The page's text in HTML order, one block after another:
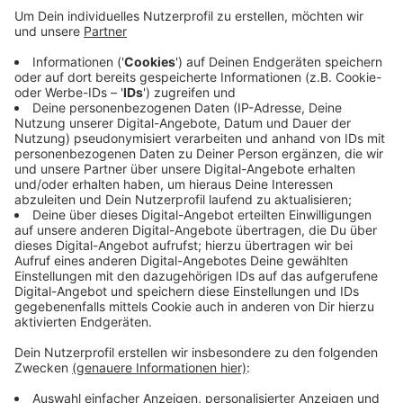
Veröffentlicht:Freitag, 20.12.2019 16:57
Anzeige
Das Christkind beatwortet die Briefe in insgesamt elf
Sprachen, darunter in taiwanesichen Schriftzeichen,
Russisch und in Blindenschrift.Dieses Jahr rechnen sie
mit mehr als 130.000 Briefen. Alle Antworten sind mit
speziellem Briefpapier, Briefmarke und Stempel
ausgestattet.
Anzeige